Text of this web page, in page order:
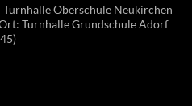
Oberschule Neukirchen
Turnhalle Grundschule Adorf